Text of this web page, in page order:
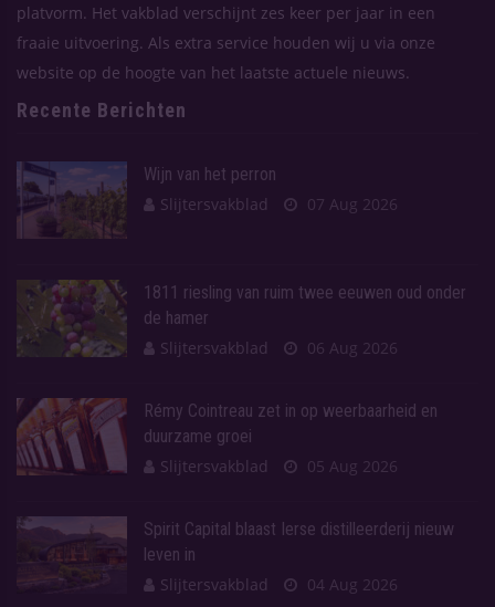
platvorm. Het vakblad verschijnt zes keer per jaar in een
fraaie uitvoering. Als extra service houden wij u via onze
website op de hoogte van het laatste actuele nieuws.
Recente Berichten
Wijn van het perron
Slijtersvakblad
07 Aug 2026
1811 riesling van ruim twee eeuwen oud onder
de hamer
Slijtersvakblad
06 Aug 2026
Rémy Cointreau zet in op weerbaarheid en
duurzame groei
Slijtersvakblad
05 Aug 2026
Spirit Capital blaast Ierse distilleerderij nieuw
leven in
Slijtersvakblad
04 Aug 2026